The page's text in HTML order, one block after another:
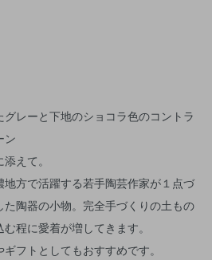
レーと下地のショコラ色のコントラ
ン
えて。
方で活躍する若手陶芸作家が１点づ
陶器の小物。完全手づくりの土もの
程に愛着が増してきます。
フトとしてもおすすめです。